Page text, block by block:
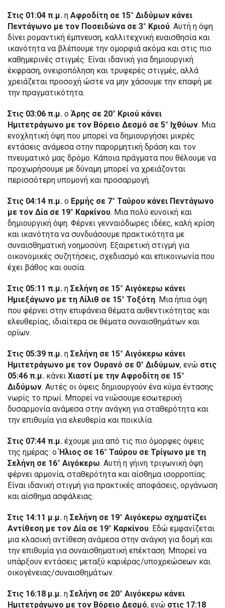
Στις 01:04 π.μ. η Αφροδίτη σε 15° Διδύμων κάνει
Πεντάγωνο με τον Ποσειδώνα σε 3° Κριού. Αυτή η όψη
δίνει ρομαντική έμπνευση, καλλιτεχνική ευαισθησία και
ικανότητα να βλέπουμε την ομορφιά ακόμα και στις πιο
καθημερινές στιγμές. Είναι ιδανική για δημιουργική
έκφραση, ονειροπόληση και τρυφερές στιγμές, αλλά
χρειάζεται προσοχή ώστε να μην χάσουμε την επαφή με
την πραγματικότητα.
Στις 03:06 π.μ. ο Άρης σε 20° Κριού κάνει
Ημιτετράγωνο με τον Βόρειο Δεσμό σε 5° Ιχθύων. Μια
ενοχλητική όψη που μπορεί να δημιουργήσει μικρές
εντάσεις ανάμεσα στην παρορμητική δράση και τον
πνευματικό μας δρόμο. Κάποια πράγματα που θέλουμε να
προχωρήσουμε με δύναμη μπορεί να χρειάζονται
περισσότερη υπομονή και προσαρμογή.
Στις 04:14 π.μ. ο Ερμής σε 7° Ταύρου κάνει Πεντάγωνο
με τον Δία σε 19° Καρκίνου. Μια πολύ ευνοϊκή και
δημιουργική όψη. Φέρνει γενναιόδωρες ιδέες, καλή κρίση
και ικανότητα να συνδυάσουμε πρακτικότητα με
συναισθηματική νοημοσύνη. Εξαιρετική στιγμή για
οικονομικές συζητήσεις, σχεδιασμό και επικοινωνία που
έχει βάθος και ουσία.
Στις 05:11 π.μ. η Σελήνη σε 15° Αιγόκερω κάνει
Ημιεξάγωνο με τη Λίλιθ σε 15° Τοξότη. Μια ήπια όψη
που φέρνει στην επιφάνεια θέματα αυθεντικότητας και
ελευθερίας, ιδιαίτερα σε θέματα συναισθημάτων και
ορίων.
Στις 05:39 π.μ. η Σελήνη σε 15° Αιγόκερω κάνει
Ημιτετράγωνο με τον Ουρανό σε 0° Διδύμων, ενώ στις
05:46 π.μ. κάνει Χιαστί με την Αφροδίτη σε 15°
Διδύμων. Αυτές οι όψεις δημιουργούν ένα κύμα έντασης
νωρίς το πρωί. Μπορεί να νιώσουμε εσωτερική
δυσαρμονία ανάμεσα στην ανάγκη για σταθερότητα και
την επιθυμία για ελευθερία και ποικιλία.
Στις 07:44 π.μ. έχουμε μια από τις πιο όμορφες όψεις
της ημέρας: οΉλιος σε 16° Ταύρου σε Τρίγωνο με τη
Σελήνη σε 16° Αιγόκερω. Αυτή η γήινη τριγωνική όψη
φέρνει αρμονία, σταθερότητα και αίσθημα ισορροπίας.
Είναι ιδανική στιγμή για πρακτικές αποφάσεις, οργάνωση
και αίσθημα ασφάλειας.
Στις 14:11 μ.μ. η Σελήνη σε 19° Αιγόκερω σχηματίζει
Αντίθεση με τον Δία σε 19° Καρκίνου. Εδώ εμφανίζεται
μια κλασική αντίθεση ανάμεσα στην ανάγκη για δομή και
την επιθυμία για συναισθηματική επέκταση. Μπορεί να
υπάρξουν εντάσεις μεταξύ καριέρας/υποχρεώσεων και
οικογένειας/συναισθημάτων.
Στις 16:18 μ.μ. η Σελήνη σε 20° Αιγόκερω κάνει
Ημιτετράγωνο με τον Βόρειο Δεσμό, ενώ στις 17:18